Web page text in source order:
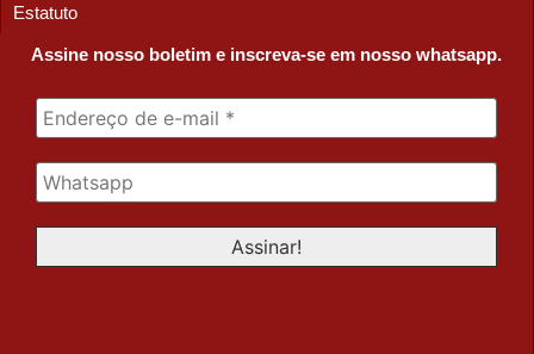
Estatuto
Assine nosso boletim e inscreva-se em nosso whatsapp.